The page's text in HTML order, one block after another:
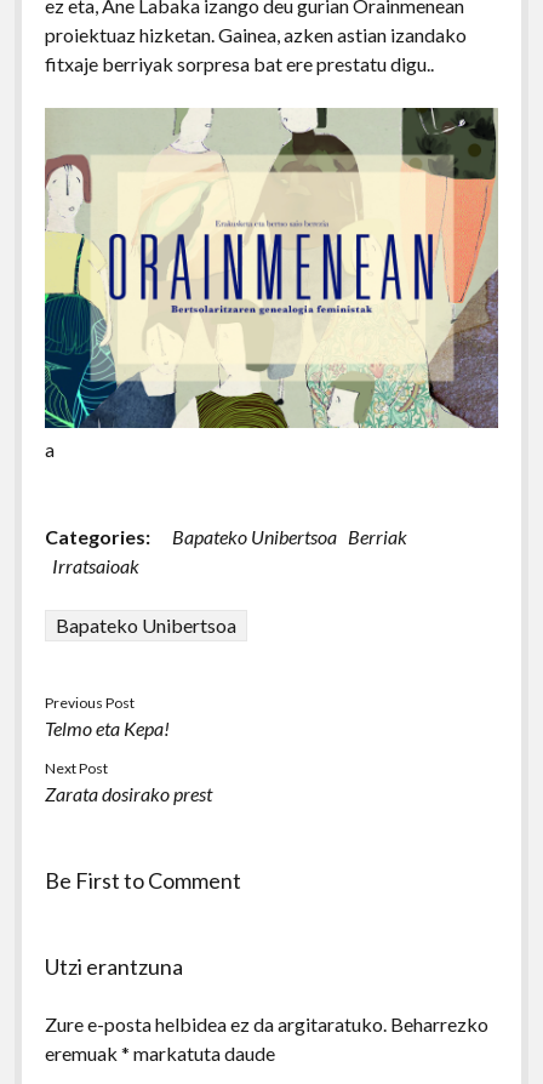
ez eta, Ane Labaka izango deu gurian Orainmenean
proiektuaz hizketan. Gainea, azken astian izandako
fitxaje berriyak sorpresa bat ere prestatu digu..
a
Categories: Bapateko Unibertsoa Berriak
Irratsaioak
Bapateko Unibertsoa
Previous Post
Telmo eta Kepa!
Next Post
Zarata dosirako prest
Be First to Comment
Utzi erantzuna
Zure e-posta helbidea ez da argitaratuko. Beharrezko
eremuak * markatuta daude